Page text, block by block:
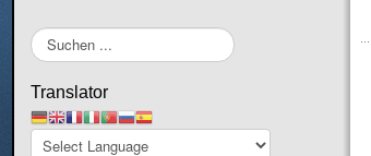
Suchen
...
Translator